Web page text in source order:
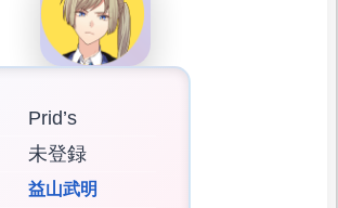
Prid’s
未登録
益山武明